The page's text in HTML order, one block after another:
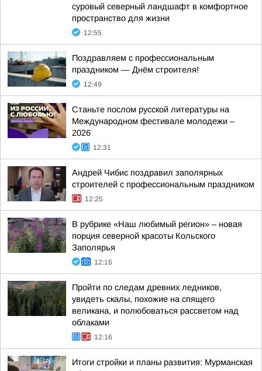
суровый северный ландшафт в комфортное
пространство для жизни
12:55
Поздравляем с профессиональным
праздником — Днём строителя!
12:49
Станьте послом русской литературы на
Международном фестивале молодежи –
2026
12:31
Андрей Чибис поздравил заполярных
строителей с профессиональным праздником
12:25
В рубрике «Наш любимый регион» – новая
порция северной красоты Кольского
Заполярья
12:16
Пройти по следам древних ледников,
увидеть скалы, похожие на спящего
великана, и полюбоваться рассветом над
облаками
12:16
Итоги стройки и планы развития: Мурманская